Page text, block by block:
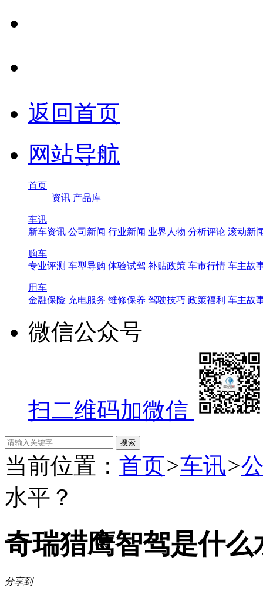
返回首页
网站导航
首页
资讯 产品库
车讯
新车资讯 公司新闻 行业新闻 业界人物 分析评论 滚动新
购车
专业评测 车型导购 体验试驾 补贴政策 车市行情 车主故
用车
金融保险 充电服务 维修保养 驾驶技巧 政策福利 车主故
微信公众号
扫二维码加微信
当前位置： 首页>车讯>
水平？
奇瑞猎鹰智驾是什么
分享到